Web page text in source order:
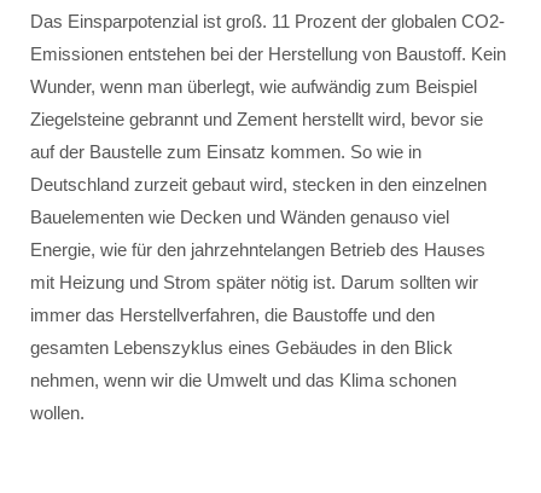
Das Einsparpotenzial ist groß. 11 Prozent der globalen CO2-
Emissionen entstehen bei der Herstellung von Baustoff. Kein
Wunder, wenn man überlegt, wie aufwändig zum Beispiel
Ziegelsteine gebrannt und Zement herstellt wird, bevor sie
auf der Baustelle zum Einsatz kommen. So wie in
Deutschland zurzeit gebaut wird, stecken in den einzelnen
Bauelementen wie Decken und Wänden genauso viel
Energie, wie für den jahrzehntelangen Betrieb des Hauses
mit Heizung und Strom später nötig ist. Darum sollten wir
immer das Herstellverfahren, die Baustoffe und den
gesamten Lebenszyklus eines Gebäudes in den Blick
nehmen, wenn wir die Umwelt und das Klima schonen
wollen.